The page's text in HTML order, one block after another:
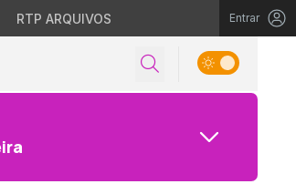
RTP ARQUIVOS Entrar